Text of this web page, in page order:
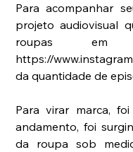
Para acompanhar
projeto audiovisual
roupas em
https://
da quantidade de
Para virar marca,
andamento, foi
da roupa sob